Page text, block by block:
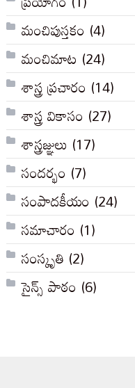
మంచిపుస్తకం (4)
మంచిమాట (24)
శాస్త్ర ప్రచారం (14)
శాస్త్ర వికాసం (27)
శాస్త్రజ్ఞులు (17)
సందర్భం (7)
సంపాదకీయం (24)
సమాచారం (1)
సంస్కృతి (2)
సైన్స్ పాఠం (6)